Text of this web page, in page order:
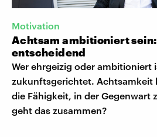
Motivation
Achtsam ambitioniert
entscheidend
Wer ehrgeizig oder ambitioniert
zukunftsgerichtet. Achtsamkeit
die Fähigkeit, in der Gegenwart
geht das zusammen?